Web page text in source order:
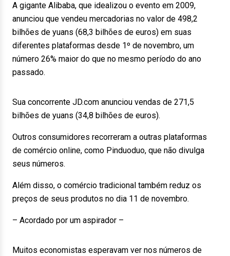
A gigante Alibaba, que idealizou o evento em 2009,
anunciou que vendeu mercadorias no valor de 498,2
bilhões de yuans (68,3 bilhões de euros) em suas
diferentes plataformas desde 1º de novembro, um
número 26% maior do que no mesmo período do ano
passado.
Sua concorrente JD.com anunciou vendas de 271,5
bilhões de yuans (34,8 bilhões de euros).
Outros consumidores recorreram a outras plataformas
de comércio online, como Pinduoduo, que não divulga
seus números.
Além disso, o comércio tradicional também reduz os
preços de seus produtos no dia 11 de novembro.
– Acordado por um aspirador –
Muitos economistas esperavam ver nos números de